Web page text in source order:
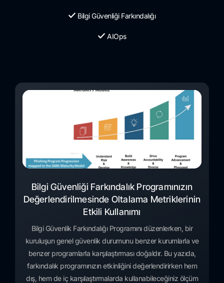
Bilgi Güvenliği Farkındalığı
AIOps
Bilgi Güvenliği Farkındalık Programınızın
Değerlendirilmesinde Oltalama Metriklerinin
Etkili Kullanımı
Bilgi Güvenlik Farkındalığı Programını düzenlerken, bir
kuruluşun genel güvenlik durumunu benzer kurumlarla ve
benzer programlarla karşılaştırması doğaldır. Bu yazıda,
farkındalık programınızın etkinliğini değerlendirirken hem
dış, hem de iç karşılaştırmalarda kullanabileceğiniz ölçüm